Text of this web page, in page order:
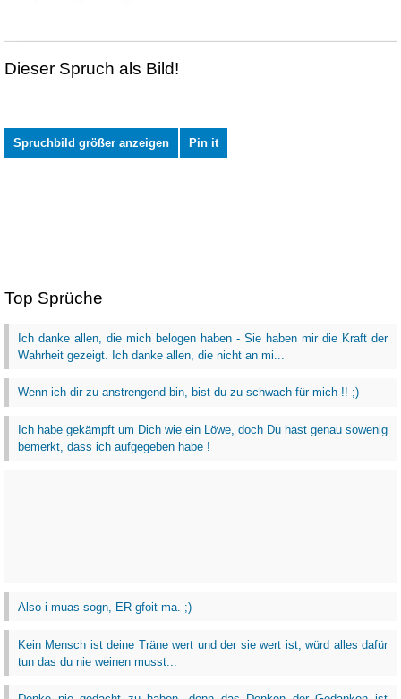
Dieser Spruch als Bild!
Spruchbild größer anzeigen Pin it
Top Sprüche
Ich danke allen, die mich belogen haben - Sie haben mir die Kraft der
Wahrheit gezeigt. Ich danke allen, die nicht an mi...
Wenn ich dir zu anstrengend bin, bist du zu schwach für mich !! ;)
Ich habe gekämpft um Dich wie ein Löwe, doch Du hast genau sowenig
bemerkt, dass ich aufgegeben habe !
Also i muas sogn, ER gfoit ma. ;)
Kein Mensch ist deine Träne wert und der sie wert ist, würd alles dafür
tun das du nie weinen musst...